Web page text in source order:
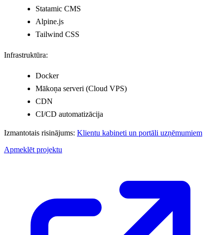
Statamic CMS
Alpine.js
Tailwind CSS
Infrastruktūra:
Docker
Mākoņa serveri (Cloud VPS)
CDN
CI/CD automatizācija
Izmantotais risinājums: Klientu kabineti un portāli uzņēmumiem
Apmeklēt projektu